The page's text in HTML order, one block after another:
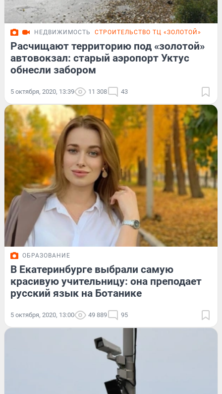
НЕДВИЖИМОСТЬ СТРОИТЕЛЬСТВО ТЦ «ЗОЛОТОЙ»
Расчищают территорию под «золотой»
автовокзал: старый аэропорт Уктус
обнесли забором
5 октября, 2020, 13:39 11 308 43
ОБРАЗОВАНИЕ
В Екатеринбурге выбрали самую
красивую учительницу: она преподает
русский язык на Ботанике
5 октября, 2020, 13:00 49 889 95